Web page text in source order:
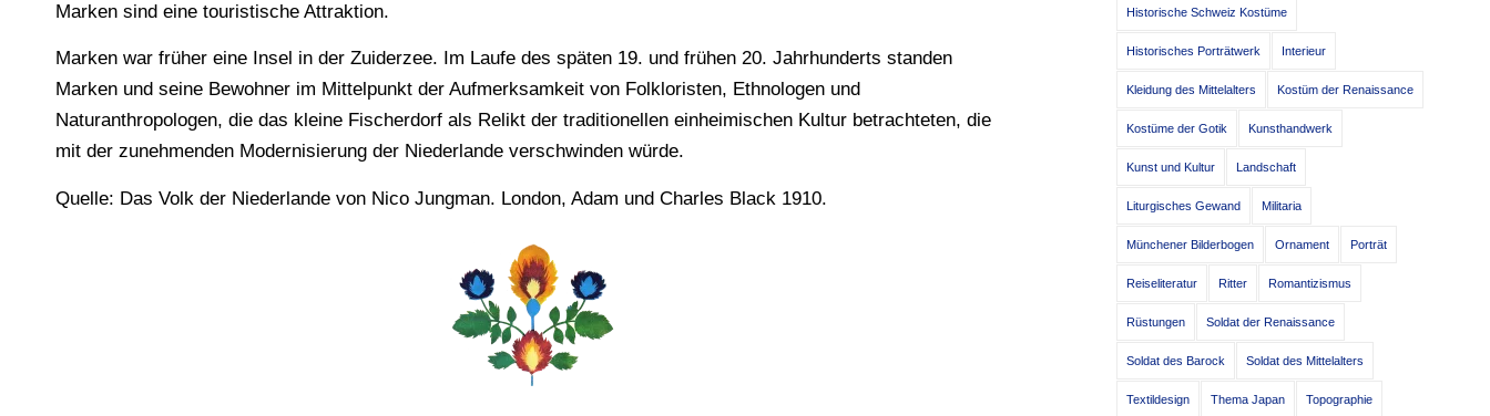
Marken sind eine touristische Attraktion.
Marken war früher eine Insel in der Zuiderzee. Im Laufe des späten 19. und frühen 20. Jahrhunderts standen
Marken und seine Bewohner im Mittelpunkt der Aufmerksamkeit von Folkloristen, Ethnologen und
Naturanthropologen, die das kleine Fischerdorf als Relikt der traditionellen einheimischen Kultur betrachteten, die
mit der zunehmenden Modernisierung der Niederlande verschwinden würde.
Quelle: Das Volk der Niederlande von Nico Jungman. London, Adam und Charles Black 1910.
Historische Schweiz Kostüme
Historisches Porträtwerk Interieur
Kleidung des Mittelalters Kostüm der Renaissance
Kostüme der Gotik Kunsthandwerk
Kunst und Kultur Landschaft
Liturgisches Gewand Militaria
Münchener Bilderbogen Ornament Porträt
Reiseliteratur Ritter Romantizismus
Rüstungen Soldat der Renaissance
Soldat des Barock Soldat des Mittelalters
Textildesign Thema Japan Topographie